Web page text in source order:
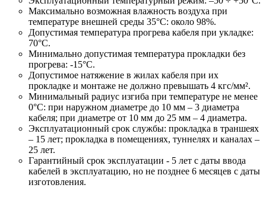
Максимально возможная влажность воздуха при
температуре внешней среды 35°С: около 98%.
Допустимая температура прогрева кабеля при укладке:
70°С.
Минимально допустимая температура прокладки без
прогрева: -15°С.
Допустимое натяжение в жилах кабеля при их
прокладке и монтаже не должно превышать 4 кгс/мм².
Минимальный радиус изгиба при температуре не менее
0°С: при наружном диаметре до 10 мм – 3 диаметра
кабеля; при диаметре от 10 мм до 25 мм – 4 диаметра.
Эксплуатационный срок службы: прокладка в траншеях
– 15 лет; прокладка в помещениях, туннелях и каналах –
25 лет.
Гарантийный срок эксплуатации - 5 лет с даты ввода
кабелей в эксплуатацию, но не позднее 6 месяцев с даты
изготовления.